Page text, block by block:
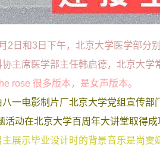
2日和3日下午，北京大学医学部分
协主席医学部主任韩启德，北京大学
rose 很多版本，是女声版本。
八一电影制片厂北京大学党组宣传部
活动在北京大学百周年大讲堂取得
主展示毕业设计时的背景音乐是尚雯